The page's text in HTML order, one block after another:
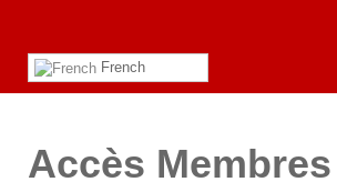
French
Accès Membres